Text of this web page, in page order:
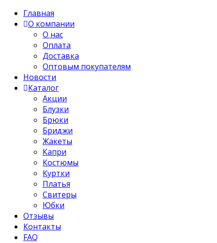
Главная
О компании
О нас
Оплата
Доставка
Оптовым покупателям
Новости
Каталог
Акции
Блузки
Брюки
Бриджи
Жакеты
Капри
Костюмы
Куртки
Платья
Свитеры
Юбки
Отзывы
Контакты
FAQ